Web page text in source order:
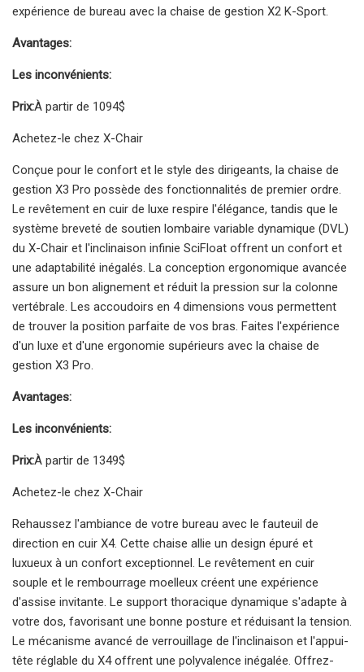
expérience de bureau avec la chaise de gestion X2 K-Sport.
Avantages:
Les inconvénients:
Prix:À partir de 1094$
Achetez-le chez X-Chair
Conçue pour le confort et le style des dirigeants, la chaise de
gestion X3 Pro possède des fonctionnalités de premier ordre.
Le revêtement en cuir de luxe respire l'élégance, tandis que le
système breveté de soutien lombaire variable dynamique (DVL)
du X-Chair et l'inclinaison infinie SciFloat offrent un confort et
une adaptabilité inégalés. La conception ergonomique avancée
assure un bon alignement et réduit la pression sur la colonne
vertébrale. Les accoudoirs en 4 dimensions vous permettent
de trouver la position parfaite de vos bras. Faites l'expérience
d'un luxe et d'une ergonomie supérieurs avec la chaise de
gestion X3 Pro.
Avantages:
Les inconvénients:
Prix:À partir de 1349$
Achetez-le chez X-Chair
Rehaussez l'ambiance de votre bureau avec le fauteuil de
direction en cuir X4. Cette chaise allie un design épuré et
luxueux à un confort exceptionnel. Le revêtement en cuir
souple et le rembourrage moelleux créent une expérience
d'assise invitante. Le support thoracique dynamique s'adapte à
votre dos, favorisant une bonne posture et réduisant la tension.
Le mécanisme avancé de verrouillage de l'inclinaison et l'appui-
tête réglable du X4 offrent une polyvalence inégalée. Offrez-